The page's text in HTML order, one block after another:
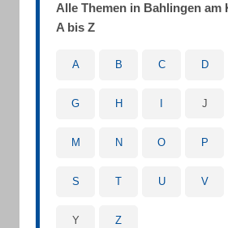
Alle Themen in Bahlingen am
A bis Z
A B C D
G H J
M N O P
S T U V
Y Z